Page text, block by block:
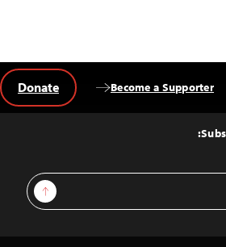
Sign Up
Become a Supporter
Donate